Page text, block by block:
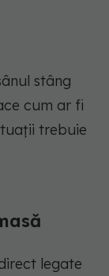
stâng
cum ar fi
trebuie
legate